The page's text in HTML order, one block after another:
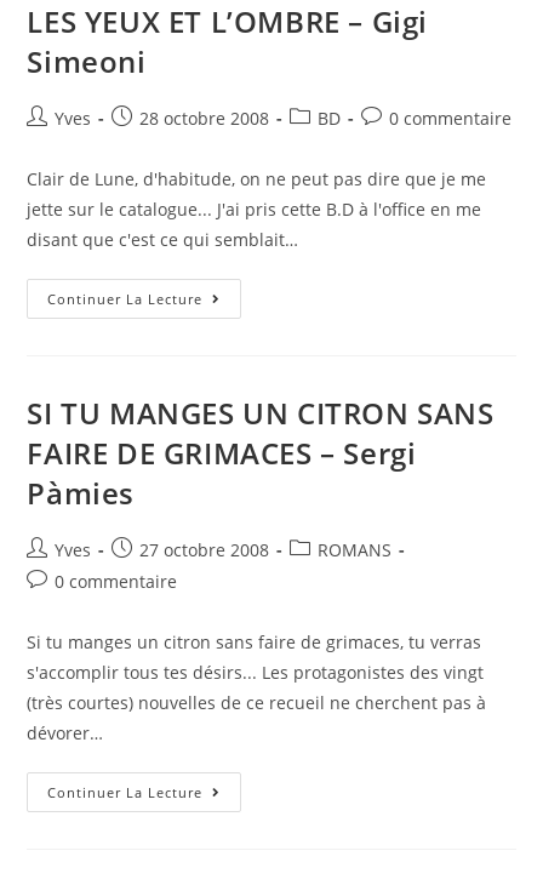
LES YEUX ET L’OMBRE – Gigi
Simeoni
Yves 28 octobre 2008 BD 0 commentaire
Clair de Lune, d'habitude, on ne peut pas dire que je me
jette sur le catalogue... J'ai pris cette B.D à l'office en me
disant que c'est ce qui semblait…
Continuer La Lecture
SI TU MANGES UN CITRON SANS
FAIRE DE GRIMACES – Sergi
Pàmies
Yves 27 octobre 2008
ROMANS
0 commentaire
Si tu manges un citron sans faire de grimaces, tu verras
s'accomplir tous tes désirs... Les protagonistes des vingt
(très courtes) nouvelles de ce recueil ne cherchent pas à
dévorer…
Continuer La Lecture